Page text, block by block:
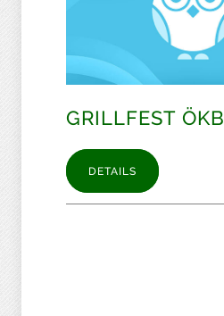
GRILLFEST ÖKB
DETAILS